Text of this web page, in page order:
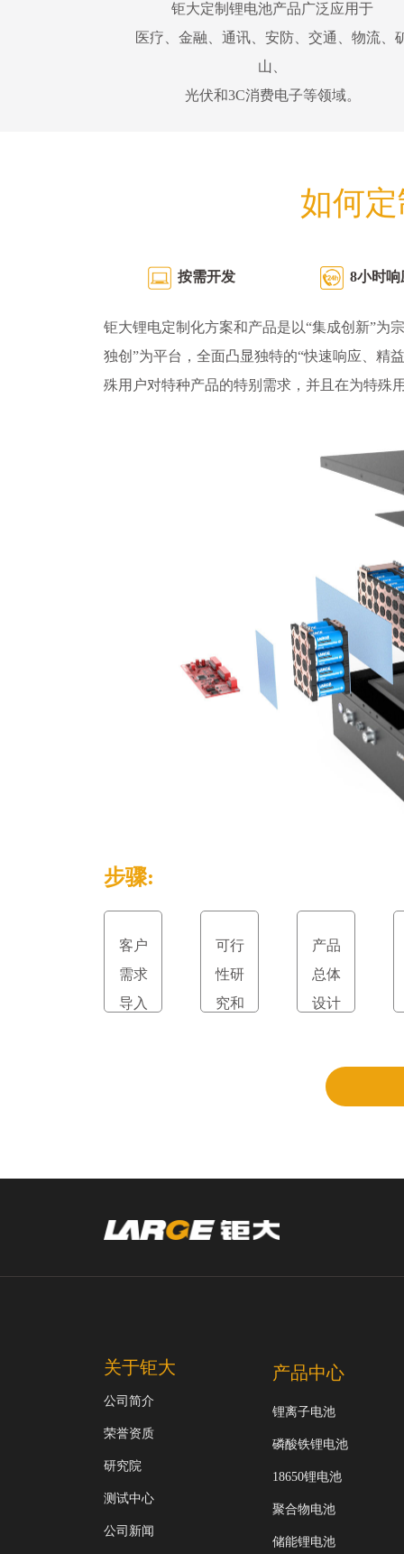
钜大定制锂电池产品广泛应用于
医疗、金融、通讯、安防、交通、物流、
山、
光伏和3C消费电子等领域。
如何
按需开发 8小时响
钜大锂电定制化方案和产品是以“集成创新”为
独创”为平台，全面凸显独特的“快速响应、精
殊用户对特种产品的特别需求，并且在为特殊
步骤:
客户
需求
导入
可行
性研
究和
产品
总体
设计
关于钜大
公司简介
荣誉资质
研究院
测试中心
公司新闻
产品中心
锂离子电池
磷酸铁锂电池
18650锂电池
聚合物电池
储能锂电池